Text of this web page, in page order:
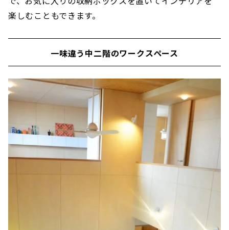
楽しむこともできます。
一味違う中二階のワークスペース